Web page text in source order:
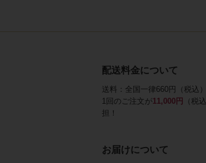
配送料金について
送料：全国一律660円（税込）
1回のご注文が11,000円
（税
担！
お届けについて